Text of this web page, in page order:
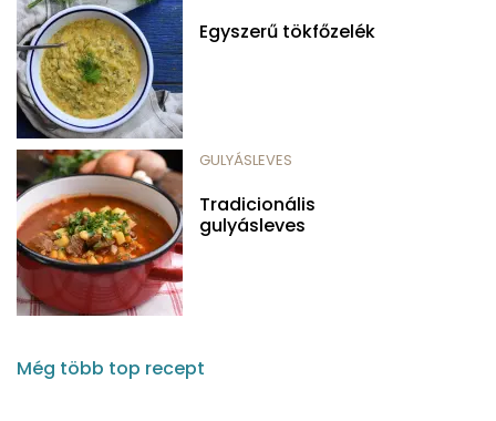
Egyszerű tökfőzelék
GULYÁSLEVES
Tradicionális
gulyásleves
Még több top recept